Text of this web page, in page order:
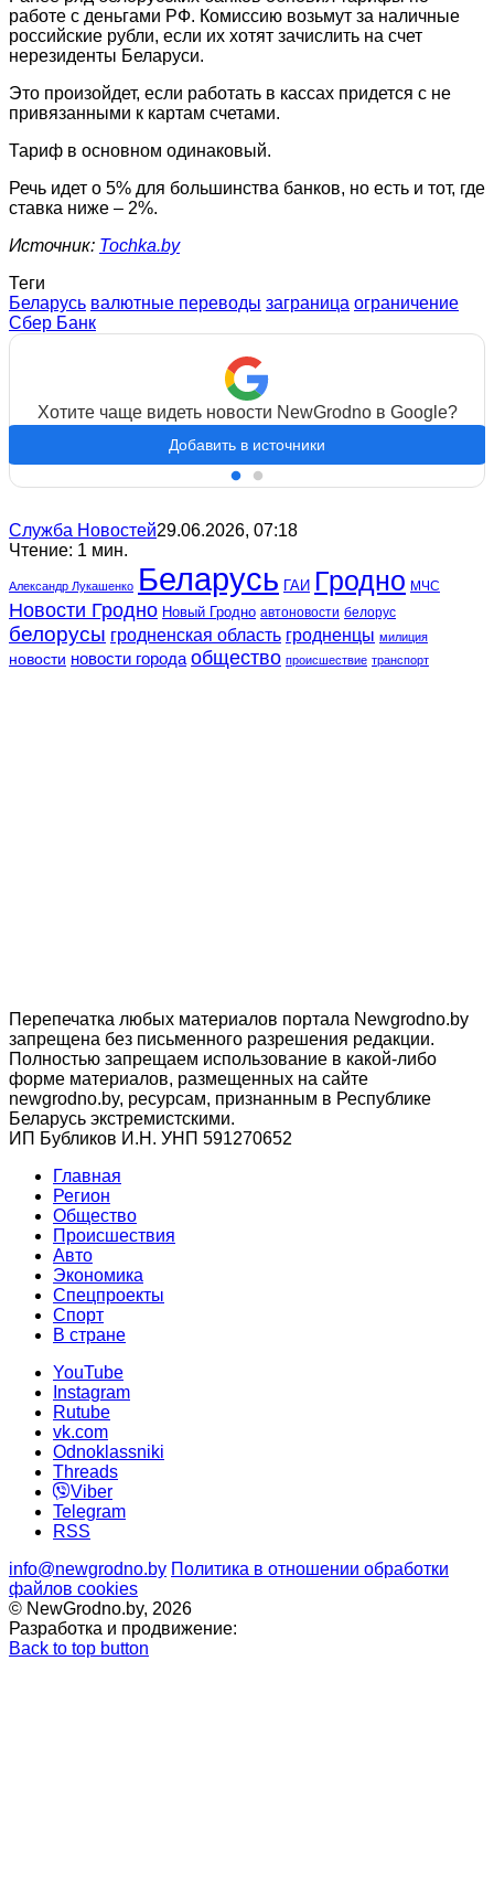
работе с деньгами РФ. Комиссию возьмут за наличные
российские рубли, если их хотят зачислить на счет
нерезиденты Беларуси.
Это произойдет, если работать в кассах придется с не
привязанными к картам счетами.
Тариф в основном одинаковый.
Речь идет о 5% для большинства банков, но есть и тот, где
ставка ниже – 2%.
Источник: Tochka.by
Теги
Беларусь валютные переводы заграница ограничение
Сбер Банк
Хотите чаще видеть новости NewGrodno в Google?
Добавить в источники
Служба Новостей29.06.2026, 07:18
Чтение: 1 мин.
Александр Лукашенко Беларусь ГАИ Гродно МЧС
Новости Гродно Новый Гродно автоновости белорус
белорусы гродненская область гродненцы милиция
новости новости города общество происшествие транспорт
Перепечатка любых материалов портала Newgrodno.by
запрещена без письменного разрешения редакции.
Полностью запрещаем использование в какой-либо
форме материалов, размещенных на сайте
newgrodno.by, ресурсам, признанным в Республике
Беларусь экстремистскими.
ИП Бубликов И.Н. УНП 591270652
Главная
Регион
Общество
Происшествия
Авто
Экономика
Спецпроекты
Cпорт
В стране
YouTube
Instagram
Rutube
vk.com
Odnoklassniki
Threads
Viber
Telegram
RSS
info@newgrodno.by Политика в отношении обработки
файлов cookies
© NewGrodno.by, 2026
Разработка и продвижение:
Back to top button